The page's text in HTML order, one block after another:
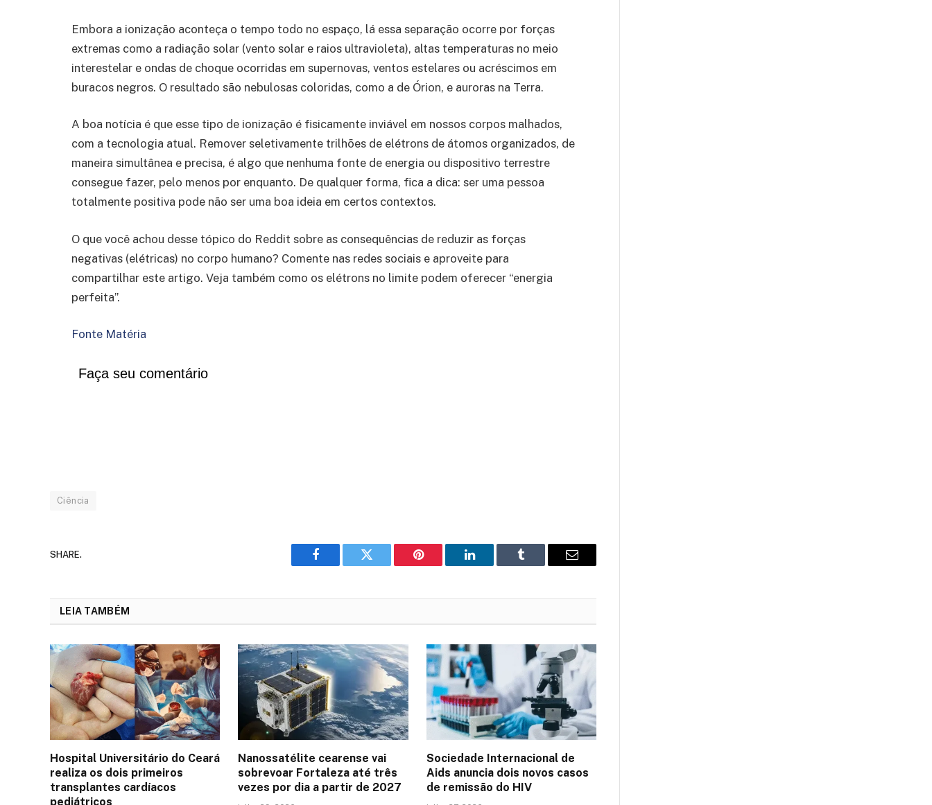
Embora a ionização aconteça o tempo todo no espaço, lá essa separação ocorre por forças
extremas como a radiação solar (vento solar e raios ultravioleta), altas temperaturas no meio
interestelar e ondas de choque ocorridas em supernovas, ventos estelares ou acréscimos em
buracos negros. O resultado são nebulosas coloridas, como a de Órion, e auroras na Terra.
A boa notícia é que esse tipo de ionização é fisicamente inviável em nossos corpos malhados,
com a tecnologia atual. Remover seletivamente trilhões de elétrons de átomos organizados, de
maneira simultânea e precisa, é algo que nenhuma fonte de energia ou dispositivo terrestre
consegue fazer, pelo menos por enquanto. De qualquer forma, fica a dica: ser uma pessoa
totalmente positiva pode não ser uma boa ideia em certos contextos.
O que você achou desse tópico do Reddit sobre as consequências de reduzir as forças
negativas (elétricas) no corpo humano? Comente nas redes sociais e aproveite para
compartilhar este artigo. Veja também como os elétrons no limite podem oferecer “energia
perfeita”.
Fonte Matéria
Faça seu comentário
Ciência
SHARE.
Facebook Twitter Pinterest LinkedIn Tumblr Email
LEIA TAMBÉM
Hospital Universitário do Ceará
realiza os dois primeiros
transplantes cardíacos
pediátricos
Nanossatélite cearense vai
sobrevoar Fortaleza até três
vezes por dia a partir de 2027
Sociedade Internacional de
Aids anuncia dois novos casos
de remissão do HIV